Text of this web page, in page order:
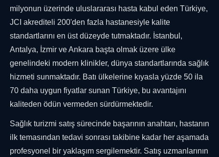
milyonun üzerinde uluslararası hasta kabul eden Türkiye,
JCI akrediteli 200'den fazla hastanesiyle kalite
standartlarını en üst düzeyde tutmaktadır. İstanbul,
Antalya, İzmir ve Ankara başta olmak üzere ülke
genelindeki modern klinikler, dünya standartlarında sağlık
hizmeti sunmaktadır. Batı ülkelerine kıyasla yüzde 50 ila
70 daha uygun fiyatlar sunan Türkiye, bu avantajını
kaliteden ödün vermeden sürdürmektedir.
Sağlık turizmi satış sürecinde başarının anahtarı, hastanın
ilk temasından tedavi sonrası takibine kadar her aşamada
profesyonel bir yaklaşım sergilemektir. Satış uzmanlarının